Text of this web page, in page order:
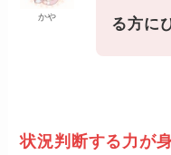
かや
る方に
状況判断する力が